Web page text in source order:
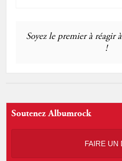
Soyez le premier à réagir
!
Soutenez Albumrock
FAIRE UN